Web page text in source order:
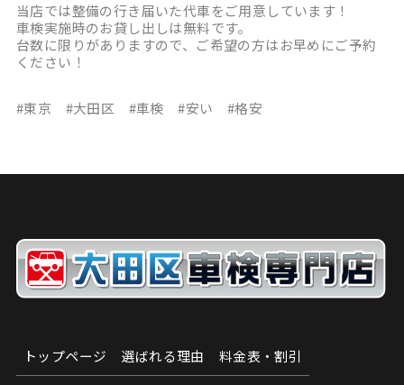
当店では整備の行き届いた代車をご用意しています！
車検実施時のお貸し出しは無料です。
台数に限りがありますので、ご希望の方はお早めにご予約
ください！
#東京 #大田区 #車検 #安い #格安
トップページ 選ばれる理由 料金表・割引